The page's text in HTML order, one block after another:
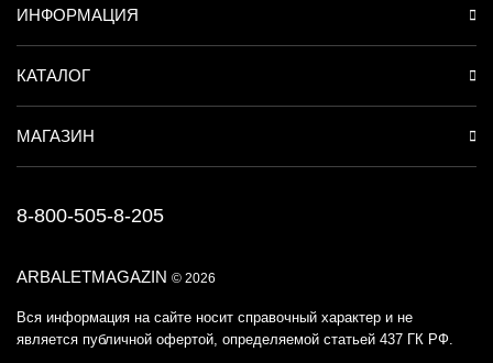
ARBALETMAGAZIN © 2026
Вся информация на сайте носит справочный характер и не
является публичной офертой, определяемой статьей 437 ГК РФ.
ИНФОРМАЦИЯ
КАТАЛОГ
МАГАЗИН
8-800-505-8-205